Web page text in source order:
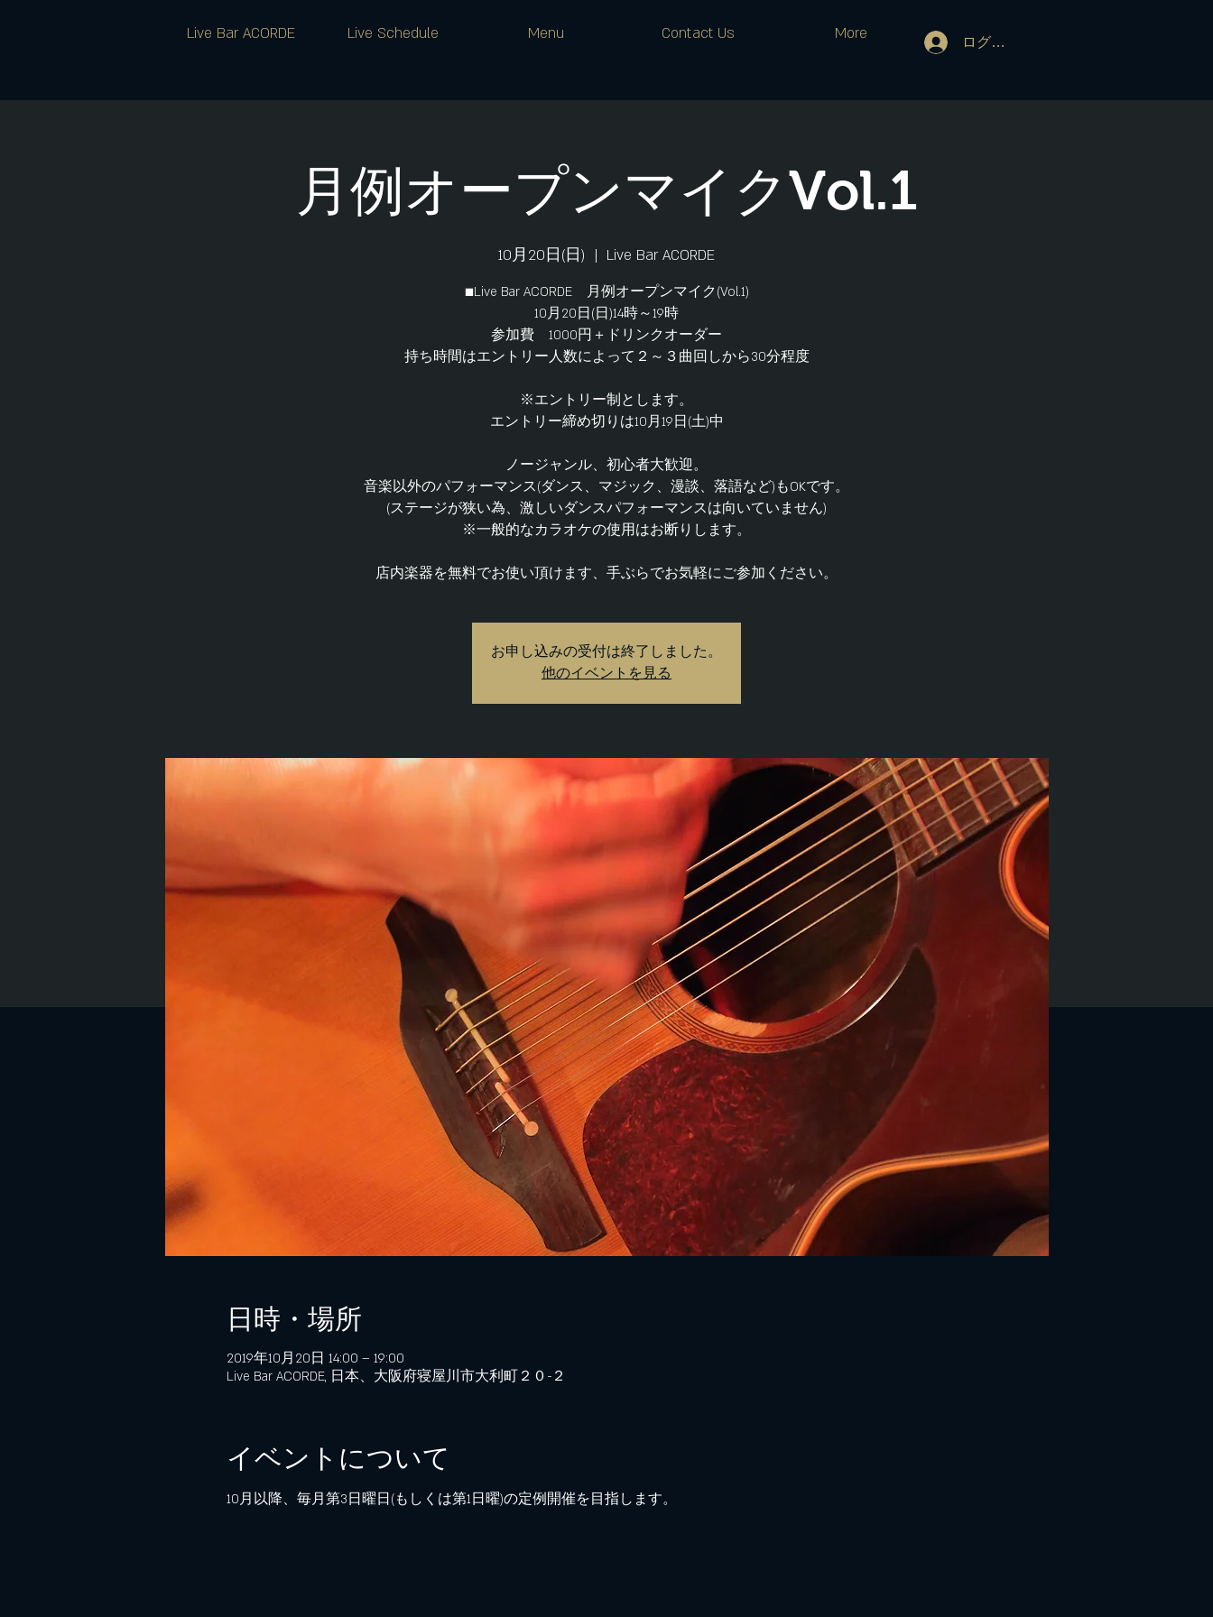
Live Bar ACORDE Live Schedule Menu Contact Us More ログイン
月例オープンマイクVol.1
10月20日(日)
  |
Live Bar ACORDE
■Live Bar ACORDE 月例オープンマイク(Vol.1)
10月20日(日)14時～19時
参加費 1000円＋ドリンクオーダー
持ち時間はエントリー人数によって２～３曲回しから30分程度
※エントリー制とします。
エントリー締め切りは10月19日(土)中
ノージャンル、初心者大歓迎。
音楽以外のパフォーマンス(ダンス、マジック、漫談、落語など)もOKです。
(ステージが狭い為、激しいダンスパフォーマンスは向いていません)
※一般的なカラオケの使用はお断りします。
店内楽器を無料でお使い頂けます、手ぶらでお気軽にご参加ください。
お申し込みの受付は終了しました。
他のイベントを見る
日時・場所
2019年10月20日 14:00 – 19:00
Live Bar ACORDE, 日本、大阪府寝屋川市大利町２０−２
イベントについて
10月以降、毎月第3日曜日(もしくは第1日曜)の定例開催を目指します。